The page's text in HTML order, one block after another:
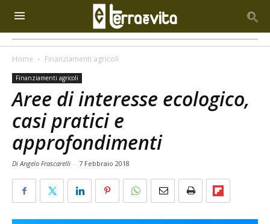
Home Finanziamenti agricoli
Finanziamenti agricoli
Aree di interesse ecologico,
casi pratici e
approfondimenti
Di Angelo Frascarelli - 7 Febbraio 2018